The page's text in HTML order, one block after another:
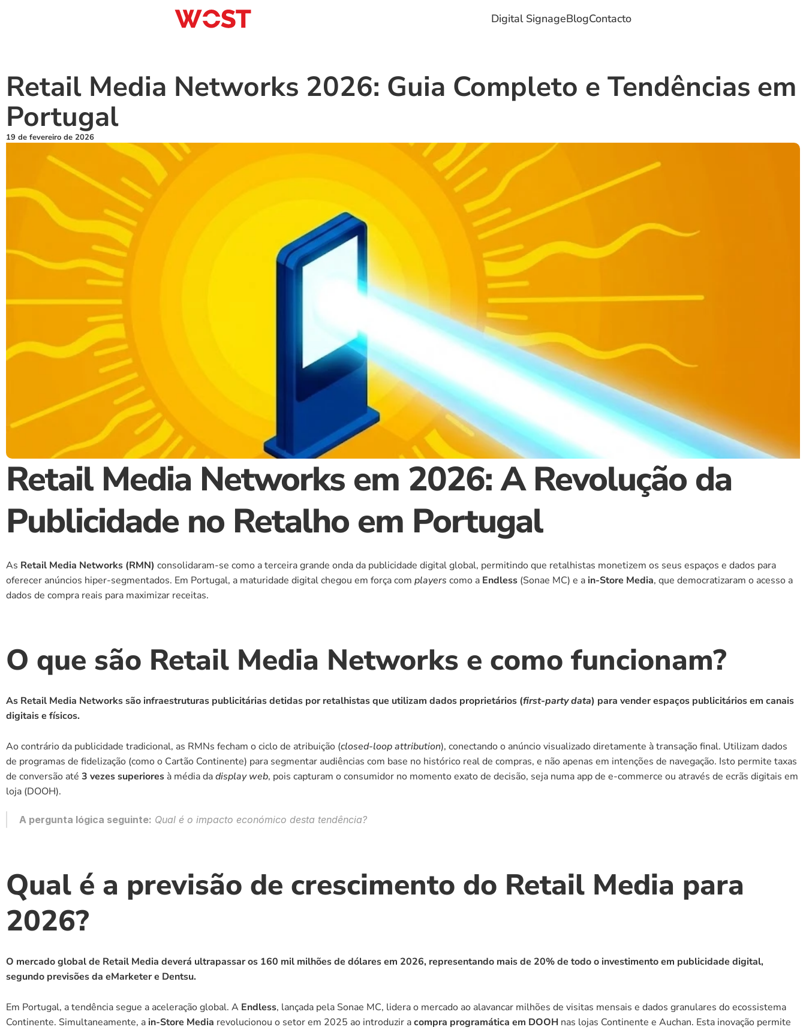
Digital SignageBlogContacto
Retail Media Networks 2026: Guia Completo e Tendências em
Portugal
19 de fevereiro de 2026
Retail Media Networks em 2026: A Revolução da
Publicidade no Retalho em Portugal
As Retail Media Networks (RMN) consolidaram-se como a terceira grande onda da publicidade digital global, permitindo que retalhistas monetizem os seus espaços e dados para
oferecer anúncios hiper-segmentados. Em Portugal, a maturidade digital chegou em força com players como a Endless (Sonae MC) e a in-Store Media, que democratizaram o acesso a
dados de compra reais para maximizar receitas.
O que são Retail Media Networks e como funcionam?
As Retail Media Networks são infraestruturas publicitárias detidas por retalhistas que utilizam dados proprietários (first-party data) para vender espaços publicitários em canais
digitais e físicos.
Ao contrário da publicidade tradicional, as RMNs fecham o ciclo de atribuição (closed-loop attribution), conectando o anúncio visualizado diretamente à transação final. Utilizam dados
de programas de fidelização (como o Cartão Continente) para segmentar audiências com base no histórico real de compras, e não apenas em intenções de navegação. Isto permite taxas
de conversão até 3 vezes superiores à média da display web, pois capturam o consumidor no momento exato de decisão, seja numa app de e-commerce ou através de ecrãs digitais em
loja (DOOH).
A pergunta lógica seguinte: Qual é o impacto económico desta tendência?
Qual é a previsão de crescimento do Retail Media para
2026?
O mercado global de Retail Media deverá ultrapassar os 160 mil milhões de dólares em 2026, representando mais de 20% de todo o investimento em publicidade digital,
segundo previsões da eMarketer e Dentsu.
Em Portugal, a tendência segue a aceleração global. A Endless, lançada pela Sonae MC, lidera o mercado ao alavancar milhões de visitas mensais e dados granulares do ecossistema
Continente. Simultaneamente, a in-Store Media revolucionou o setor em 2025 ao introduzir a compra programática em DOOH nas lojas Continente e Auchan. Esta inovação permite